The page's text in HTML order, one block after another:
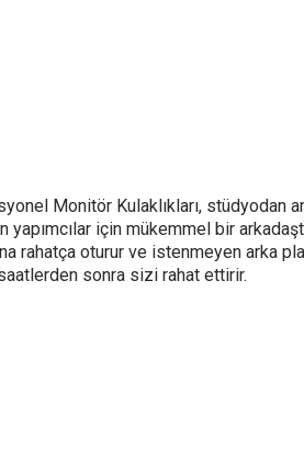
Monitör Kulaklıkları, stüdyodan
için mükemmel bir
rahatça oturur ve istenmeyen arka
sonra sizi rahat ettirir.